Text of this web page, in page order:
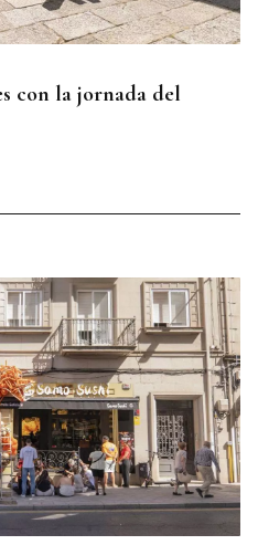
con la jornada del
reconocer el legado de
en Argentina y Cuba